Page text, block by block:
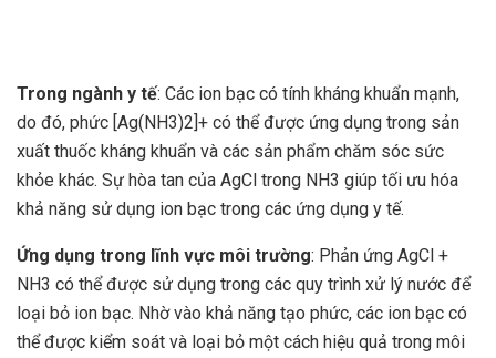
Trong ngành y tế: Các ion bạc có tính kháng khuẩn mạnh,
do đó, phức [Ag(NH3​)2​]+ có thể được ứng dụng trong sản
xuất thuốc kháng khuẩn và các sản phẩm chăm sóc sức
khỏe khác. Sự hòa tan của AgCl trong NH3 giúp tối ưu hóa
khả năng sử dụng ion bạc trong các ứng dụng y tế.
Ứng dụng trong lĩnh vực môi trường: Phản ứng AgCl +
NH3 có thể được sử dụng trong các quy trình xử lý nước để
loại bỏ ion bạc. Nhờ vào khả năng tạo phức, các ion bạc có
thể được kiểm soát và loại bỏ một cách hiệu quả trong môi